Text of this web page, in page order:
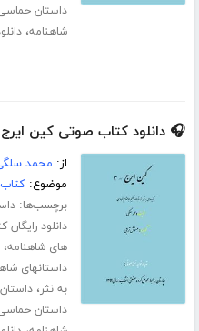
داستان
شاهنامه،
🎧 دانلود کتاب صوتی کین ایرج
از: محمد
موضوع:
برچسب‌ها:
دانلود
های شاهنامه،
داستانهای
به نثر،
داستان